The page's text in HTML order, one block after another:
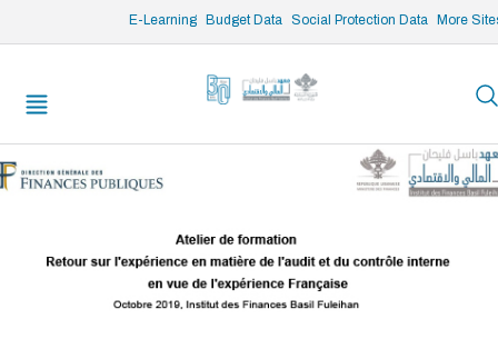
E-Learning Budget Data Social Protection Data More
/* opened search */